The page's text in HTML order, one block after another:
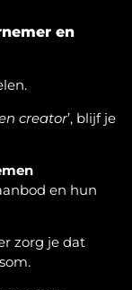
en
creator’, blijf je
en hun
zorg je dat